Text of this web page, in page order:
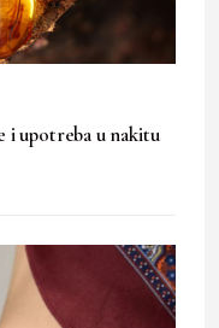
upotreba u nakitu